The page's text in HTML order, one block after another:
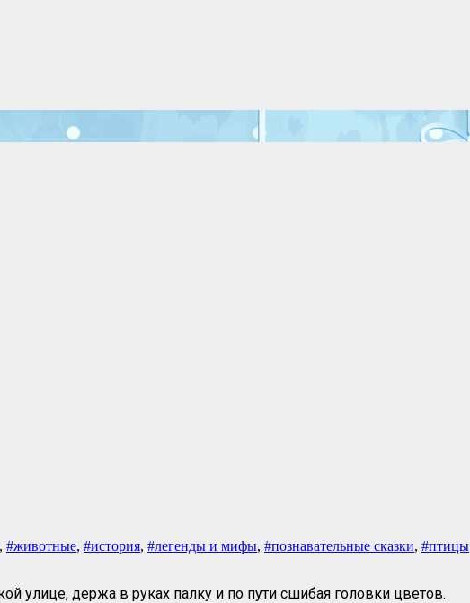
, #животные, #история, #легенды и мифы, #познавательные сказки, #птицы
улице, держа в руках палку и по пути сшибая головки цветов.